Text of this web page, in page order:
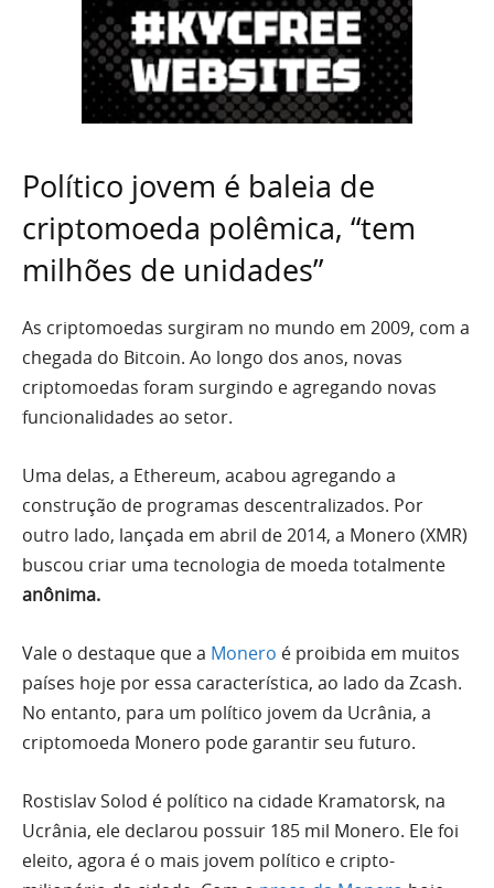
Político jovem é baleia de
criptomoeda polêmica, “tem
milhões de unidades”
As criptomoedas surgiram no mundo em 2009, com a
chegada do Bitcoin. Ao longo dos anos, novas
criptomoedas foram surgindo e agregando novas
funcionalidades ao setor.
Uma delas, a Ethereum, acabou agregando a
construção de programas descentralizados. Por
outro lado, lançada em abril de 2014, a Monero (XMR)
buscou criar uma tecnologia de moeda totalmente
anônima.
Vale o destaque que a Monero é proibida em muitos
países hoje por essa característica, ao lado da Zcash.
No entanto, para um político jovem da Ucrânia, a
criptomoeda Monero pode garantir seu futuro.
Rostislav Solod é político na cidade Kramatorsk, na
Ucrânia, ele declarou possuir 185 mil Monero. Ele foi
eleito, agora é o mais jovem político e cripto-